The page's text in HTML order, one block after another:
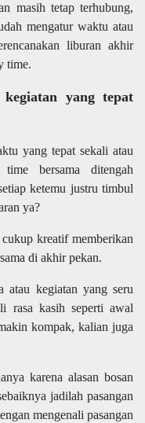
masih tetap terhubung,
mengatur waktu atau
liburan akhir
time.
yang tepat
yang tepat sekali atau
bersama ditengah
ketemu justru timbul
ya?
kreatif memberikan
di akhir pekan.
atau kegiatan yang seru
rasa kasih seperti awal
kompak, kalian juga
karena alasan bosan
jadilah pasangan
mengenali pasangan